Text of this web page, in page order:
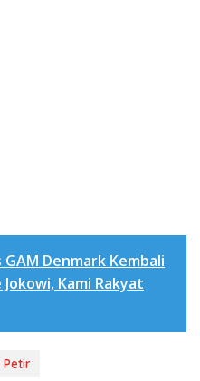
Denmark Kembali
Kami Rakyat
Petir